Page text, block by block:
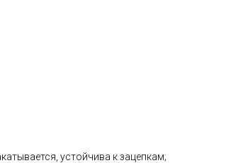
устойчива к зацепкам;